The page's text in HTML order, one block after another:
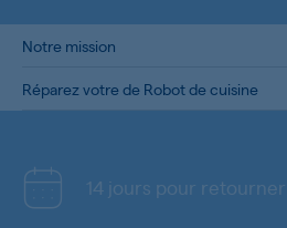
Notre mission
Réparez votre de Robot de cuisine
14 jours pour